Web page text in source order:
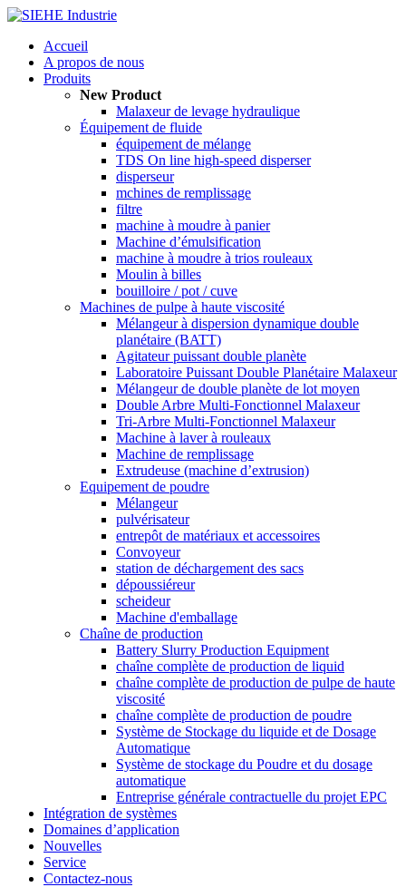
Accueil
A propos de nous
Produits
New Product
Malaxeur de levage hydraulique
Équipement de fluide
équipement de mélange
TDS On line high-speed disperser
disperseur
mchines de remplissage
filtre
machine à moudre à panier
Machine d’émulsification
machine à moudre à trios rouleaux
Moulin à billes
bouilloire / pot / cuve
Machines de pulpe à haute viscosité
Mélangeur à dispersion dynamique double
planétaire (BATT)
Agitateur puissant double planète
Laboratoire Puissant Double Planétaire Malaxeur
Mélangeur de double planète de lot moyen
Double Arbre Multi-Fonctionnel Malaxeur
Tri-Arbre Multi-Fonctionnel Malaxeur
Machine à laver à rouleaux
Machine de remplissage
Extrudeuse (machine d’extrusion)
Equipement de poudre
Mélangeur
pulvérisateur
entrepôt de matériaux et accessoires
Convoyeur
station de déchargement des sacs
dépoussiéreur
scheideur
Machine d'emballage
Chaîne de production
Battery Slurry Production Equipment
chaîne complète de production de liquid
chaîne complète de production de pulpe de haute
viscosité
chaîne complète de production de poudre
Système de Stockage du liquide et de Dosage
Automatique
Système de stockage du Poudre et du dosage
automatique
Entreprise générale contractuelle du projet EPC
Intégration de systèmes
Domaines d’application
Nouvelles
Service
Contactez-nous